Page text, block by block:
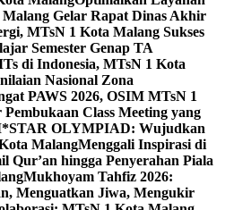
Gelar Rapat Dinas Akhir
MTsN 1 Kota Malang Sukses
Semester Genap TA
di Indonesia, MTsN 1 Kota
Nasional Zona
PAWS 2026, OSIM MTsN 1
Class Meeting yang
OLYMPIAD: Wujudkan
MalangMenggali Inspirasi di
Qur’an hingga Penyerahan Piala
Mukhoyam Tahfiz 2026:
Menguatkan Jiwa, Mengukir